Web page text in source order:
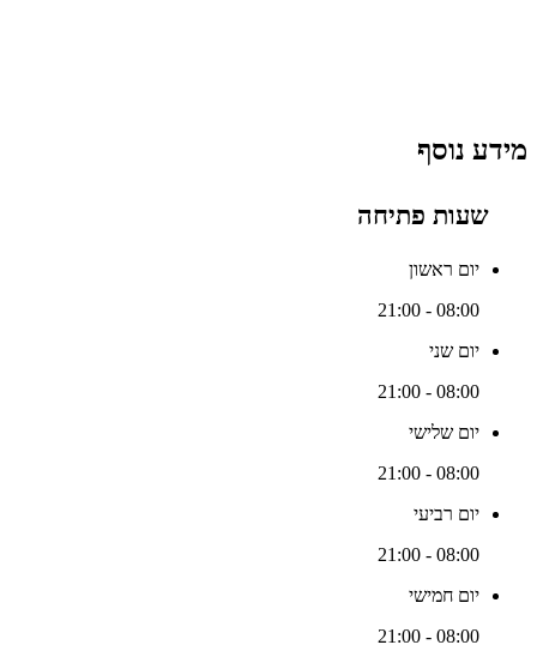
מידע נוסף
שעות פתיחה
יום ראשון
08:00 - 21:00
יום שני
08:00 - 21:00
יום שלישי
08:00 - 21:00
יום רביעי
08:00 - 21:00
יום חמישי
08:00 - 21:00